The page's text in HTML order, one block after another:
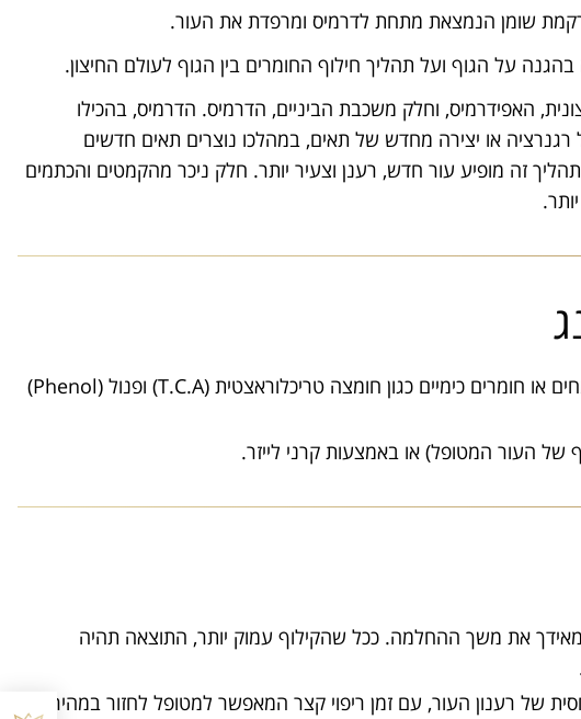
שומן הנמצאת מתחת לדרמיס ומרפדת את העור.
על הגוף ועל תהליך חילוף החומרים בין הגוף לעולם החיצון.
האפידרמיס, וחלק משכבת הביניים, הדרמיס. הדרמיס, בהכילו
או יצירה מחדש של תאים, במהלכו נוצרים תאים חדשים
זה מופיע עור חדש, רענן וצעיר יותר. חלק ניכר מהקמטים והכתמים
קילוף העור יכול להתבצע בשיטות שונות. צמחים או חומרים כימיים כגון חומצה טריכלוראצטית (T.C.A) ופנול (Phenol)
של העור המטופל) או באמצעות קרני לייזר.
את משך ההחלמה. ככל שהקילוף עמוק יותר, התוצאה תהיה
של רענון העור, עם זמן ריפוי קצר המאפשר למטופל לחזור במהירות